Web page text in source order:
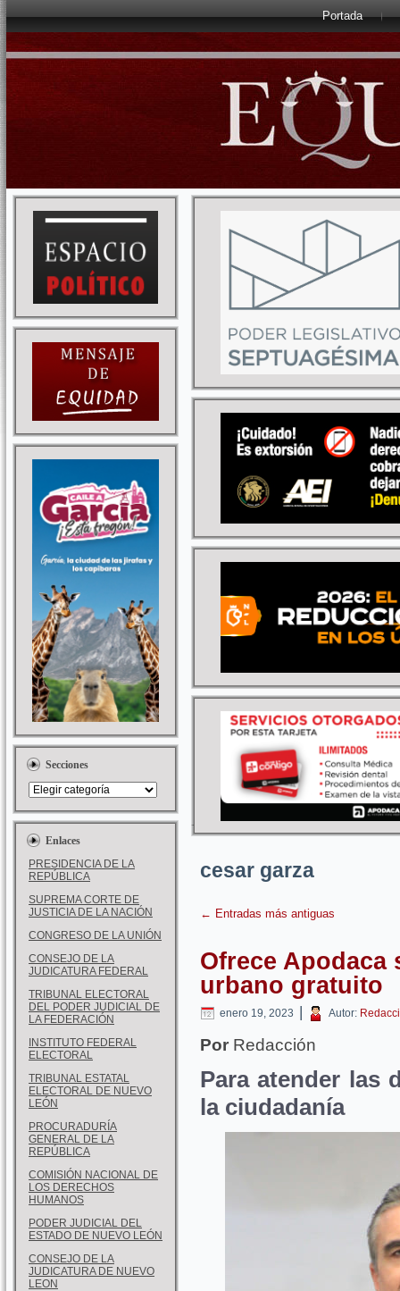
Portada
Secciones
Enlaces
PRESIDENCIA DE LA
REPÚBLICA
SUPREMA CORTE DE
JUSTICIA DE LA NACIÓN
CONGRESO DE LA UNIÓN
CONSEJO DE LA
JUDICATURA FEDERAL
TRIBUNAL ELECTORAL
DEL PODER JUDICIAL DE
LA FEDERACIÓN
INSTITUTO FEDERAL
ELECTORAL
TRIBUNAL ESTATAL
ELECTORAL DE NUEVO
LEÓN
PROCURADURÍA
GENERAL DE LA
REPÚBLICA
COMISIÓN NACIONAL DE
LOS DERECHOS
HUMANOS
PODER JUDICIAL DEL
ESTADO DE NUEVO LEÓN
CONSEJO DE LA
JUDICATURA DE NUEVO
LEON
cesar garza
← Entradas más antiguas
Ofrece Apodaca
urbano gratuito
enero 19, 2023 | Autor:
Por Redacción
Para atender las
la ciudadanía